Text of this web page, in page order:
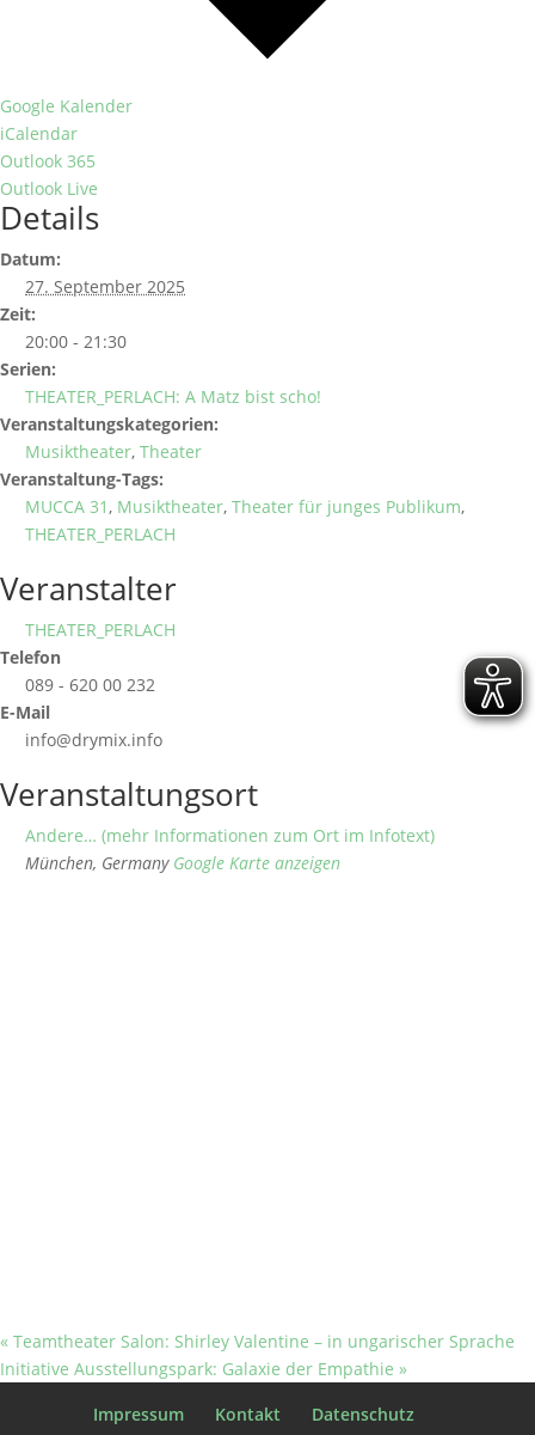
Google Kalender
iCalendar
Outlook 365
Outlook Live
Details
Datum:
27. September 2025
Zeit:
20:00 - 21:30
Serien:
THEATER_PERLACH: A Matz bist scho!
Veranstaltungskategorien:
Musiktheater, Theater
Veranstaltung-Tags:
MUCCA 31 , Musiktheater, Theater für junges Publikum,
THEATER_PERLACH
Veranstalter
THEATER_PERLACH
Telefon
089 - 620 00 232
E-Mail
info@drymix.info
Veranstaltungsort
Andere… (mehr Informationen zum Ort im Infotext)
München, Germany Google Karte anzeigen
« Teamtheater Salon: Shirley Valentine – in ungarischer Sprache
Initiative Ausstellungspark: Galaxie der Empathie »
Impressum
Kontakt
Datenschutz